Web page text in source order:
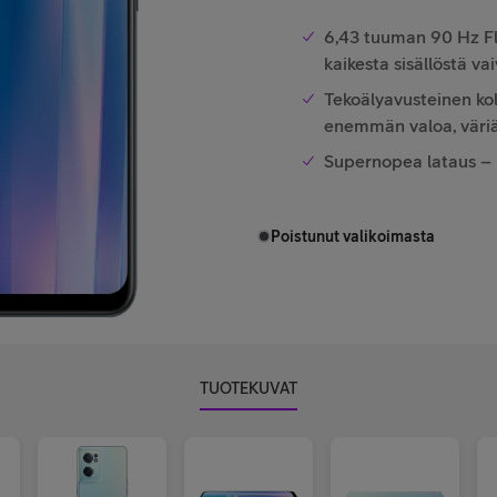
6,43 tuuman 90 Hz
kaikesta sisällöstä
Tekoälyavusteinen
enemmän valoa,
Supernopea lataus
Poistunut valikoimasta
TUOTEKUVAT